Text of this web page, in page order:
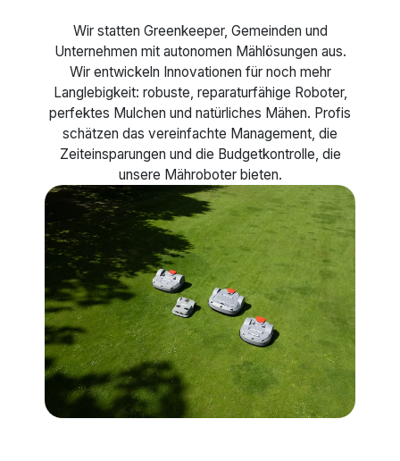
Wir statten Greenkeeper, Gemeinden und
Unternehmen mit autonomen Mählösungen aus.
Wir entwickeln Innovationen für noch mehr
Langlebigkeit: robuste, reparaturfähige Roboter,
perfektes Mulchen und natürliches Mähen. Profis
schätzen das vereinfachte Management, die
Zeiteinsparungen und die Budgetkontrolle, die
unsere Mähroboter bieten.